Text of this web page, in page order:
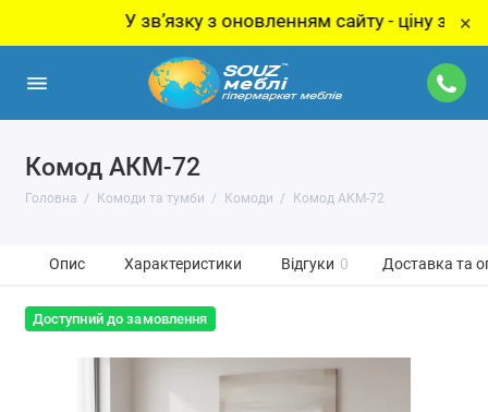
У звʼязку з оновленням сайту - ціну за товар×
Комод АКМ-72
Головна Комоди та тумби Комоди Комод АКМ-72
Опис Характеристики Відгуки 0 Доставка та
Доступний до замовлення